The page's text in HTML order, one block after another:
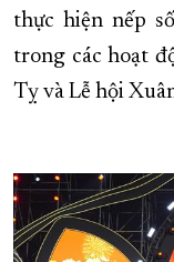
KỶ NIỆM 370 NĂM
KHOẢNH KHẮC ĐẸP
XÂY DỰNG KHÁNH
thực hiện nếp
trong các hoạt
Tỵ và Lễ hội